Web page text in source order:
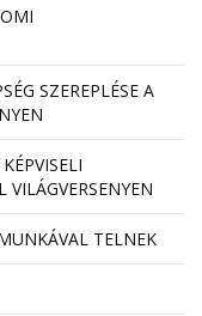
SZEREPLÉSE A
TELNEK